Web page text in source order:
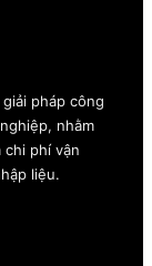
pháp công
nhằm
chi phí vận
liệu.